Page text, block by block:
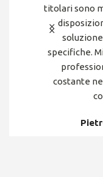
titolari sono
specifiche.
costante